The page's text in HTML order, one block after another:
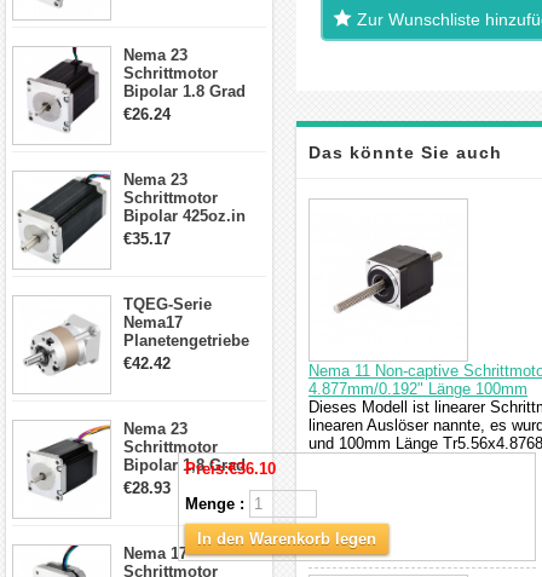
Nema 23
Schrittmotor
Bipolar 1.8 Grad
1.9Nm 3A 3.36V 4
€26.24
Nema 23
Schrittmotor
Bipolar 425oz.in
4.2A 57x57x114mm
€35.17
TQEG-Serie
Nema17
Planetengetriebe
5:1 Spiel 15Arc-
€42.42
Nema 23
Schrittmotor
Bipolar 1,8 Grad
2,83Nm 4 A 2,26V
CNC Hybrid-
Schrittmotor mit 8
Anschlüssen
€28.93
Nema 17
Schrittmotor
Zur Wunschliste
Das könnte Sie auch
interessieren
Nema 11 Non-captive
4.877mm/0.192" Länge 100mm
Dieses Modell ist linearer
linearen Auslöser nannte, es
und 100mm Länge
Preis:€36.10
Menge :
In den Warenkorb legen